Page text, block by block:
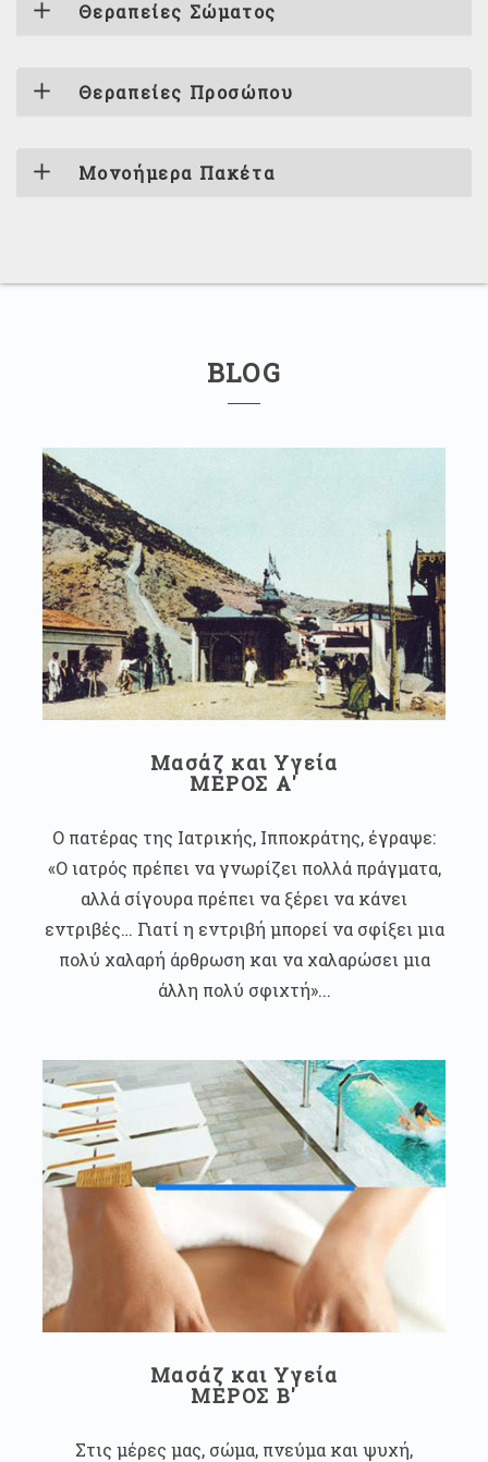
Θεραπείες Σώματος
Θεραπείες Προσώπου
Μονοήμερα Πακέτα
BLOG
Μασάζ και Υγεία
ΜΕΡΟΣ Α'
Ο πατέρας της Ιατρικής, Ιπποκράτης, έγραψε:
«Ο ιατρός πρέπει να γνωρίζει πολλά πράγματα,
αλλά σίγουρα πρέπει να ξέρει να κάνει
εντριβές… Γιατί η εντριβή μπορεί να σφίξει μια
πολύ χαλαρή άρθρωση και να χαλαρώσει μια
άλλη πολύ σφιχτή»...
Μασάζ και Υγεία
ΜΕΡΟΣ Β'
Στις μέρες μας, σώμα, πνεύμα και ψυχή,